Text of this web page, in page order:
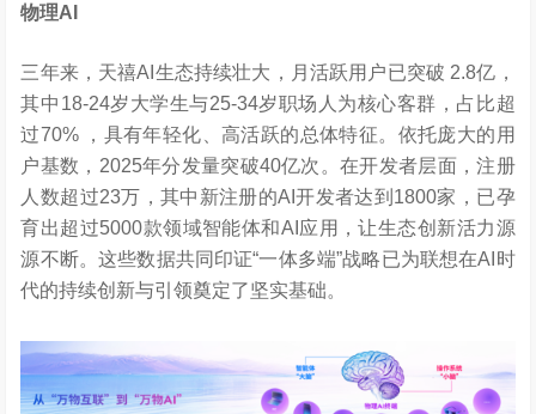
物理AI
三年来，天禧AI生态持续壮大，月活跃用户已突破 2.8亿，
其中18-24岁大学生与25-34岁职场人为核心客群，占比超
过70% ，具有年轻化、高活跃的总体特征。依托庞大的用
户基数，2025年分发量突破40亿次。在开发者层面，注册
人数超过23万，其中新注册的AI开发者达到1800家，已孕
育出超过5000款领域智能体和AI应用，让生态创新活力源
源不断。这些数据共同印证“一体多端”战略已为联想在AI时
代的持续创新与引领奠定了坚实基础。